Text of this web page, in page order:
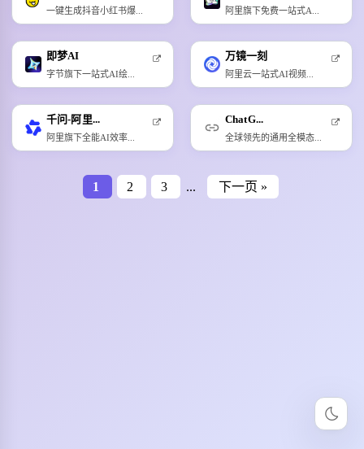
一键生成抖音小红书爆... 阿里旗下免费一站式A...
即梦AI
字节旗下一站式AI绘...
万镜一刻
阿里云一站式AI视频...
千问-阿里...
阿里旗下全能AI效率...
ChatG...
全球领先的通用全模态...
1 2 3 ... 下一页 »